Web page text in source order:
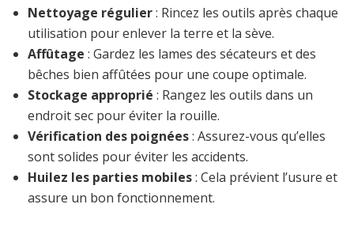
Nettoyage régulier: Rincez les outils après chaque
utilisation pour enlever la terre et la sève.
Affûtage : Gardez les lames des sécateurs et des
bêches bien affûtées pour une coupe optimale.
Stockage approprié : Rangez les outils dans un
endroit sec pour éviter la rouille.
Vérification des poignées: Assurez-vous qu’elles
sont solides pour éviter les accidents.
Huilez les parties mobiles: Cela prévient l’usure et
assure un bon fonctionnement.